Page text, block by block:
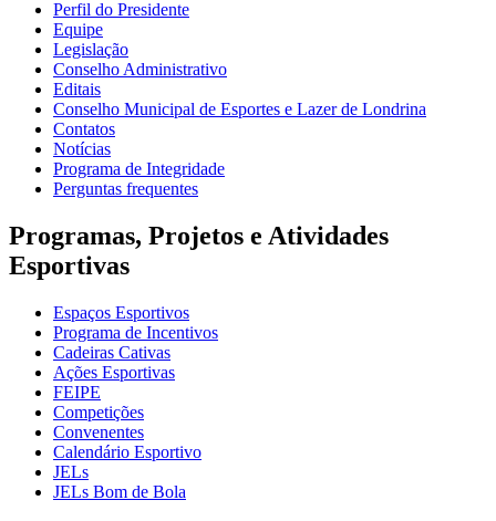
Perfil do Presidente
Equipe
Legislação
Conselho Administrativo
Editais
Conselho Municipal de Esportes e Lazer de Londrina
Contatos
Notícias
Programa de Integridade
Perguntas frequentes
Programas, Projetos e Atividades
Esportivas
Espaços Esportivos
Programa de Incentivos
Cadeiras Cativas
Ações Esportivas
FEIPE
Competições
Convenentes
Calendário Esportivo
JELs
JELs Bom de Bola